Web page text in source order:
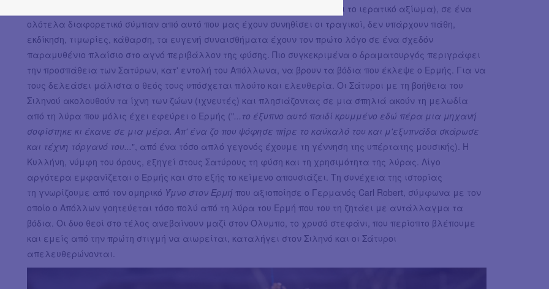
θρησκευτικότητας που διέπει τον Σοφοκλή (άσκησε για ένα διάστημα και το ιερατικό αξίωμα), σε ένα
ολότελα διαφορετικό σύμπαν από αυτό που μας έχουν συνηθίσει οι τραγικοί, δεν υπάρχουν πάθη,
εκδίκηση, τιμωρίες, κάθαρση, τα ευγενή συναισθήματα έχουν τον πρώτο λόγο σε ένα σχεδόν
παραμυθένιο πλαίσιο στο αγνό περιβάλλον της φύσης. Πιο συγκεκριμένα ο δραματουργός περιγράφει
την προσπάθεια των Σατύρων, κατ' εντολή του Απόλλωνα, να βρουν τα βόδια που έκλεψε ο Ερμής. Για να
τους δελεάσει μάλιστα ο θεός τους υπόσχεται πλούτο και ελευθερία. Οι Σάτυροι με τη βοήθεια του
Σιληνού ακολουθούν τα ίχνη των ζώων (ιχνευτές) και πλησιάζοντας σε μια σπηλιά ακούν τη μελωδία
από τη λύρα που μόλις έχει εφεύρει ο Ερμής (" ...το έξυπνο αυτό παιδί κρυμμένο εδώ πέρα μια μηχανή
σοφίστηκε κι έκανε σε μια μέρα. Απ' ένα ζο που ψόφησε πήρε το καύκαλό του και μ'εξυπνάδα σκάρωσε
και τέχνη τόργανό του... ", από ένα τόσο απλό γεγονός έχουμε τη γέννηση της υπέρτατης μουσικής). Η
Κυλλήνη, νύμφη του όρους, εξηγεί στους Σατύρους τη φύση και τη χρησιμότητα της λύρας. Λίγο
αργότερα εμφανίζεται ο Ερμής και στο εξής το κείμενο απουσιάζει. Τη συνέχεια της ιστορίας
τη γνωρίζουμε από τον ομηρικό Ύμνο στον Ερμή που αξιοποίησε ο Γερμανός Carl Robert, σύμφωνα με τον
οποίο ο Απόλλων γοητεύεται τόσο πολύ από τη λύρα του Ερμή που του τη ζητάει με αντάλλαγμα τα
βόδια. Οι δυο θεοί στο τέλος ανεβαίνουν μαζί στον Όλυμπο, το χρυσό στεφάνι, που περίοπτο βλέπουμε
και εμείς από την πρώτη στιγμή να αιωρείται, καταλήγει στον Σιληνό και οι Σάτυροι
απελευθερώνονται.